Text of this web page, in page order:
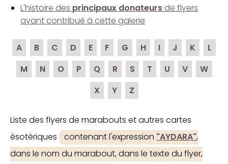
L'histoire des principaux donateurs de flyers
ayant contribué à cette galerie
A B C D E F G H I J K
L
M
N O P Q R S T U V
W
X
Y Z
Liste des flyers de marabouts et autres cartes
ésotériques
contenant l'expression "AYDARA",
dans le nom du marabout, dans le texte du flyer,